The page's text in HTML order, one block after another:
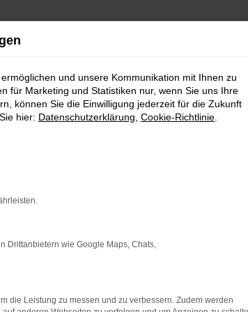
und unsere Kommunikation mit Ihnen zu
für Marketing und Statistiken nur, wenn Sie uns Ihre
können Sie die Einwilligung jederzeit für die Zukunft
hier: Datenschutzerklärung Cookie-Richtlinie
Drittanbietern wie Google Maps, Chats,
die Leistung zu messen und zu verbessern. Zudem werden